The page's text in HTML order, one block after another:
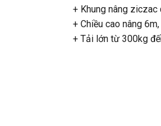
+ Khung nâng
+ Chiều cao nâng
+ Tải lớn từ 300kg